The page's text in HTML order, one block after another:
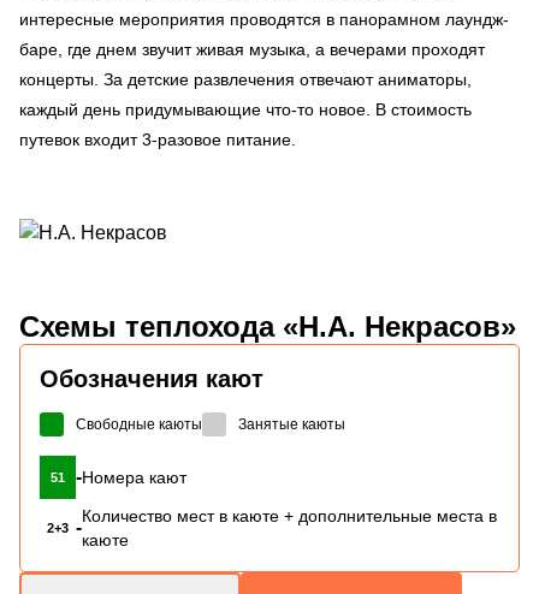
интересные мероприятия проводятся в панорамном лаундж-
баре, где днем звучит живая музыка, а вечерами проходят
концерты. За детские развлечения отвечают аниматоры,
каждый день придумывающие что-то новое. В стоимость
путевок входит 3-разовое питание.
Схемы теплохода «Н.А. Некрасов»
Обозначения кают
Свободные каюты Занятые каюты
51 -Номера кают
2+3 -
Количество мест в каюте + дополнительные места в
каюте